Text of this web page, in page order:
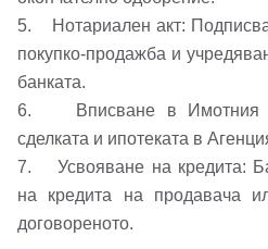
5. Нотариален акт:
покупко-продажба и
банката.
6. Вписване в Имотния
сделката и ипотеката в
7. Усвояване на кредита:
на кредита на продавача
договореното.